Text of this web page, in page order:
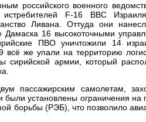
российского военного
истребителей F-16 ВВС
Ливана. Оттуда они
Дамаска 16 высокоточными
ПВО уничтожили 14
всё же упали на территорию
сирийской армии, который
пассажирским самолетам,
установлены ограничения на
борьбы (РЭБ), что позволило